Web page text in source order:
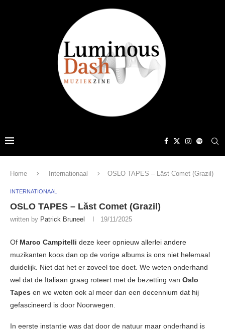
Home Internationaal OSLO TAPES – Lăst Comet (Grazil)
INTERNATIONAAL
OSLO TAPES – Lăst Comet (Grazil)
written by Patrick Bruneel 19/11/2025
Of Marco Campitelli deze keer opnieuw allerlei andere
muzikanten koos dan op de vorige albums is ons niet helemaal
duidelijk. Niet dat het er zoveel toe doet. We weten onderhand
wel dat de Italiaan graag roteert met de bezetting van Oslo
Tapes en we weten ook al meer dan een decennium dat hij
gefascineerd is door Noorwegen.
In eerste instantie was dat door de natuur maar onderhand is